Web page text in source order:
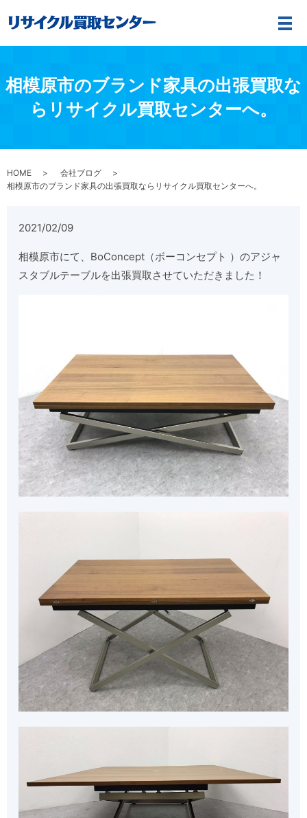
メ
相模原市のブランド家具の出張買取な
らリサイクル買取センターへ。
HOME
会社ブログ
相模原市のブランド家具の出張買取ならリサイクル買取センターへ。
2021/02/09
相模原市にて、BoConcept（ボーコンセプト ）のアジャ
スタブルテーブルを出張買取させていただきました！